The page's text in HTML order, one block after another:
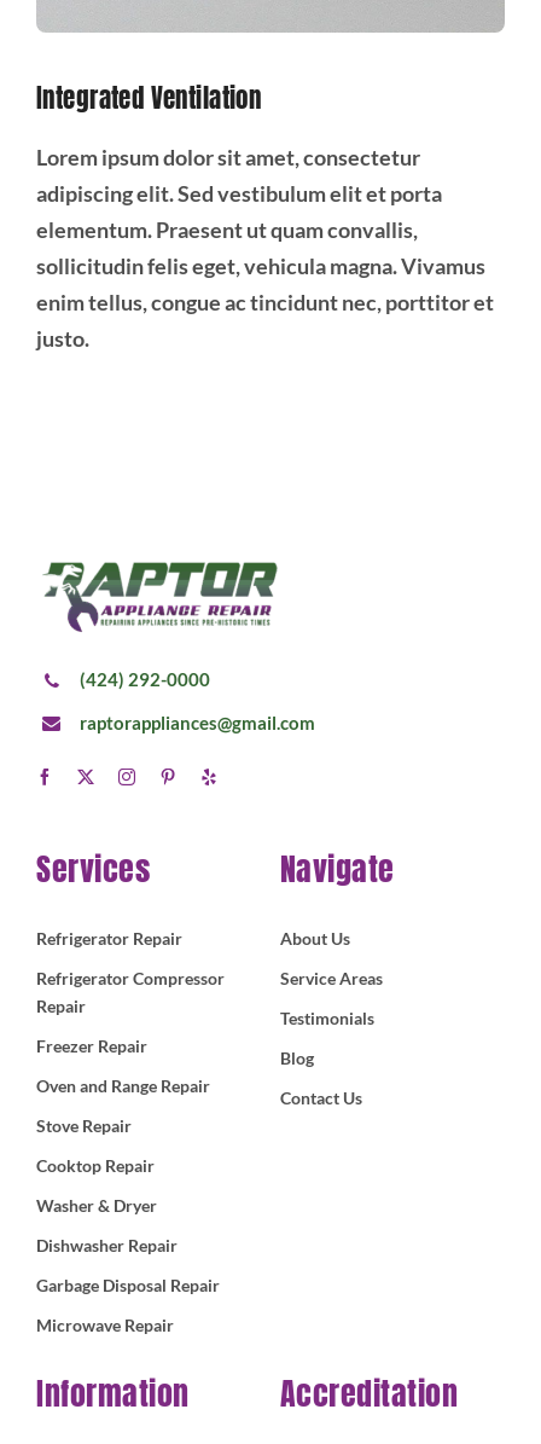
Integrated Ventilation
Lorem ipsum dolor sit amet, consectetur
adipiscing elit. Sed vestibulum elit et porta
elementum. Praesent ut quam convallis,
sollicitudin felis eget, vehicula magna. Vivamus
enim tellus, congue ac tincidunt nec, porttitor et
justo.
(424) 292-0000
raptorappliances@gmail.com
Services
Refrigerator Repair
Refrigerator Compressor
Repair
Freezer Repair
Oven and Range Repair
Stove Repair
Cooktop Repair
Washer & Dryer
Dishwasher Repair
Garbage Disposal Repair
Microwave Repair
Navigate
About Us
Service Areas
Testimonials
Blog
Contact Us
Information Accreditation